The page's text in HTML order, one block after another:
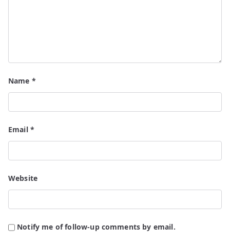
Name *
Email *
Website
Notify me of follow-up comments by email.